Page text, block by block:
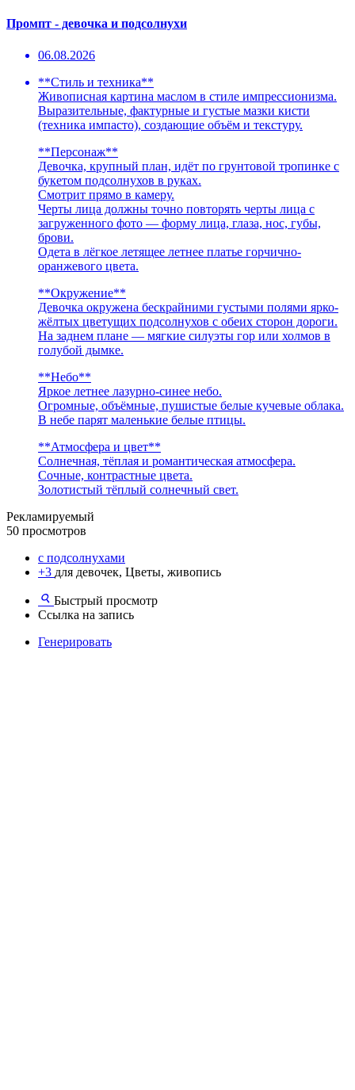
Промпт - девочка и подсолнухи
06.08.2026
**Стиль и техника**
Живописная картина маслом в стиле импрессионизма.
Выразительные, фактурные и густые мазки кисти
(техника импасто), создающие объём и текстуру.
**Персонаж**
Девочка, крупный план, идёт по грунтовой тропинке с
букетом подсолнухов в руках.
Смотрит прямо в камеру.
Черты лица должны точно повторять черты лица с
загруженного фото — форму лица, глаза, нос, губы,
брови.
Одета в лёгкое летящее летнее платье горчично-
оранжевого цвета.
**Окружение**
Девочка окружена бескрайними густыми полями ярко-
жёлтых цветущих подсолнухов с обеих сторон дороги.
На заднем плане — мягкие силуэты гор или холмов в
голубой дымке.
**Небо**
Яркое летнее лазурно-синее небо.
Огромные, объёмные, пушистые белые кучевые облака.
В небе парят маленькие белые птицы.
**Атмосфера и цвет**
Солнечная, тёплая и романтическая атмосфера.
Сочные, контрастные цвета.
Золотистый тёплый солнечный свет.
Рекламируемый
50 просмотров
с подсолнухами
+3 для девочек, Цветы, живопись
Быстрый просмотр
Ссылка на запись
Генерировать